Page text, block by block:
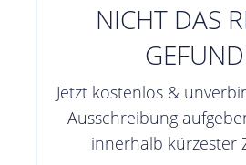
NICHT DAS
Jetzt kostenlos &
Ausschreibung
innerhalb kürzester